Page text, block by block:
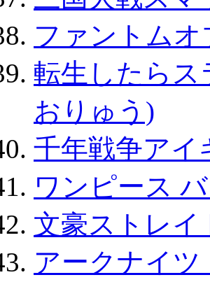
ファントム
転生したらス
おりゅう)
千年戦争アイ
ワンピース
文豪ストレイ
アークナイツ